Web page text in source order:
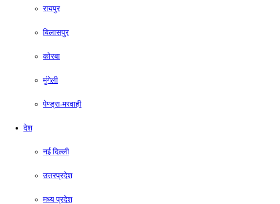
रायपुर
बिलासपुर
कोरबा
मुंगेली
पेण्ड्रा-मरवाही
देश
नई दिल्ली
उत्तरप्रदेश
मध्य प्रदेश